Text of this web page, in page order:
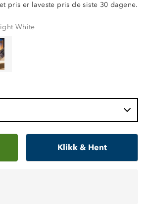
pris er laveste pris de siste 30 dagene.
White
Klikk & Hent